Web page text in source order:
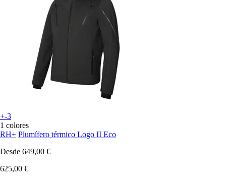
+-3
1 colores
RH+ Plumífero térmico Logo II Eco
Desde 649,00 €
625,00 €